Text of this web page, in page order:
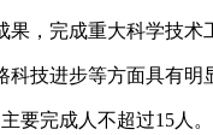
，完成重大科学技术
技进步等方面具有明
完成人不超过15人。